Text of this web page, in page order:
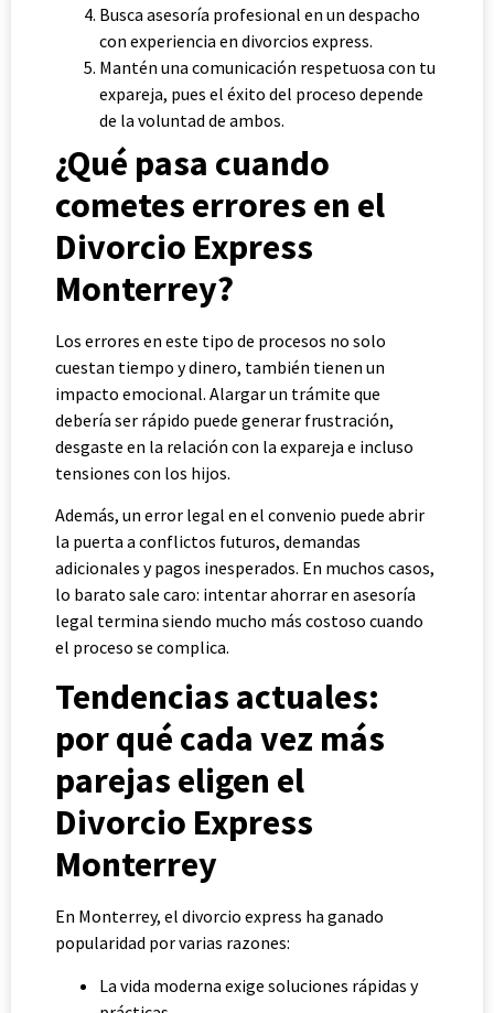
Busca asesoría profesional en un despacho
con experiencia en divorcios express.
Mantén una comunicación respetuosa con tu
expareja, pues el éxito del proceso depende
de la voluntad de ambos.
¿Qué pasa cuando
cometes errores en el
Divorcio Express
Monterrey?
Los errores en este tipo de procesos no solo
cuestan tiempo y dinero, también tienen un
impacto emocional. Alargar un trámite que
debería ser rápido puede generar frustración,
desgaste en la relación con la expareja e incluso
tensiones con los hijos.
Además, un error legal en el convenio puede abrir
la puerta a conflictos futuros, demandas
adicionales y pagos inesperados. En muchos casos,
lo barato sale caro: intentar ahorrar en asesoría
legal termina siendo mucho más costoso cuando
el proceso se complica.
Tendencias actuales:
por qué cada vez más
parejas eligen el
Divorcio Express
Monterrey
En Monterrey, el divorcio express ha ganado
popularidad por varias razones:
La vida moderna exige soluciones rápidas y